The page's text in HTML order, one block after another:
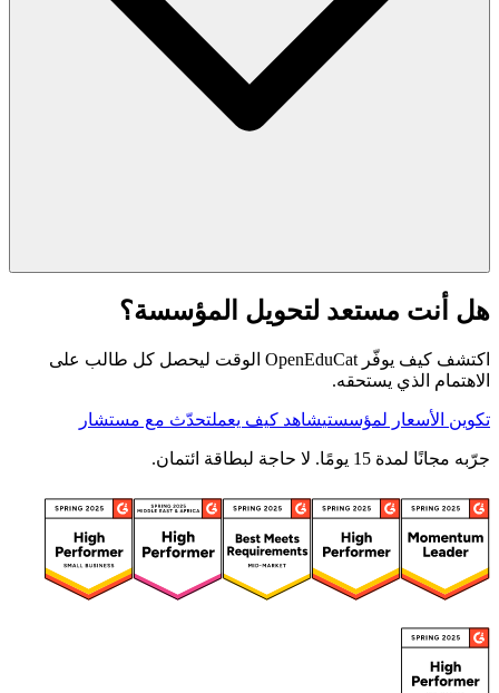
هل أنت مستعد لتحويل المؤسسة؟
اكتشف كيف يوفّر OpenEduCat الوقت ليحصل كل طالب على
الاهتمام الذي يستحقه.
تكوين الأسعار لمؤسستيشاهد كيف يعملتحدّث مع مستشار
جرّبه مجانًا لمدة 15 يومًا. لا حاجة لبطاقة ائتمان.